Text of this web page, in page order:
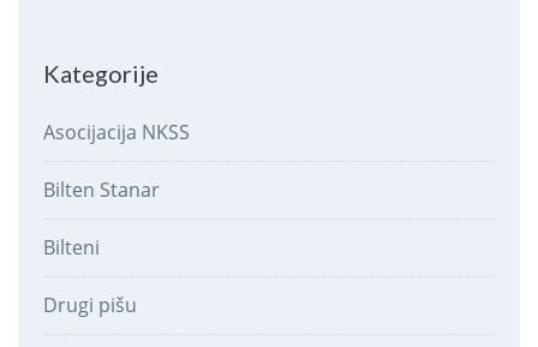
Kategorije
Asocijacija NKSS
Bilten Stanar
Bilteni
Drugi pišu